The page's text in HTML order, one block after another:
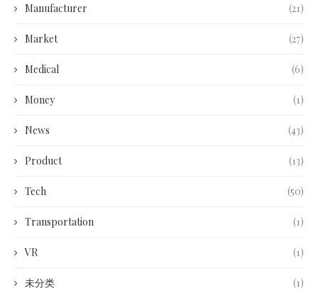
Manufacturer (21)
Market (27)
Medical (6)
Money (1)
News (43)
Product (13)
Tech (50)
Transportation (1)
VR (1)
未分类 (1)